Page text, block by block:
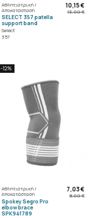
Αθλητιατρική /
Αποκατάσταση
SELECT 357 patella
support band
Select
357
10,15 €
13,00 €
-12%
Αθλητιατρική /
Αποκατάσταση
Spokey Segro Pro
elbow brace
SPK941789
7,03 €
8,00 €